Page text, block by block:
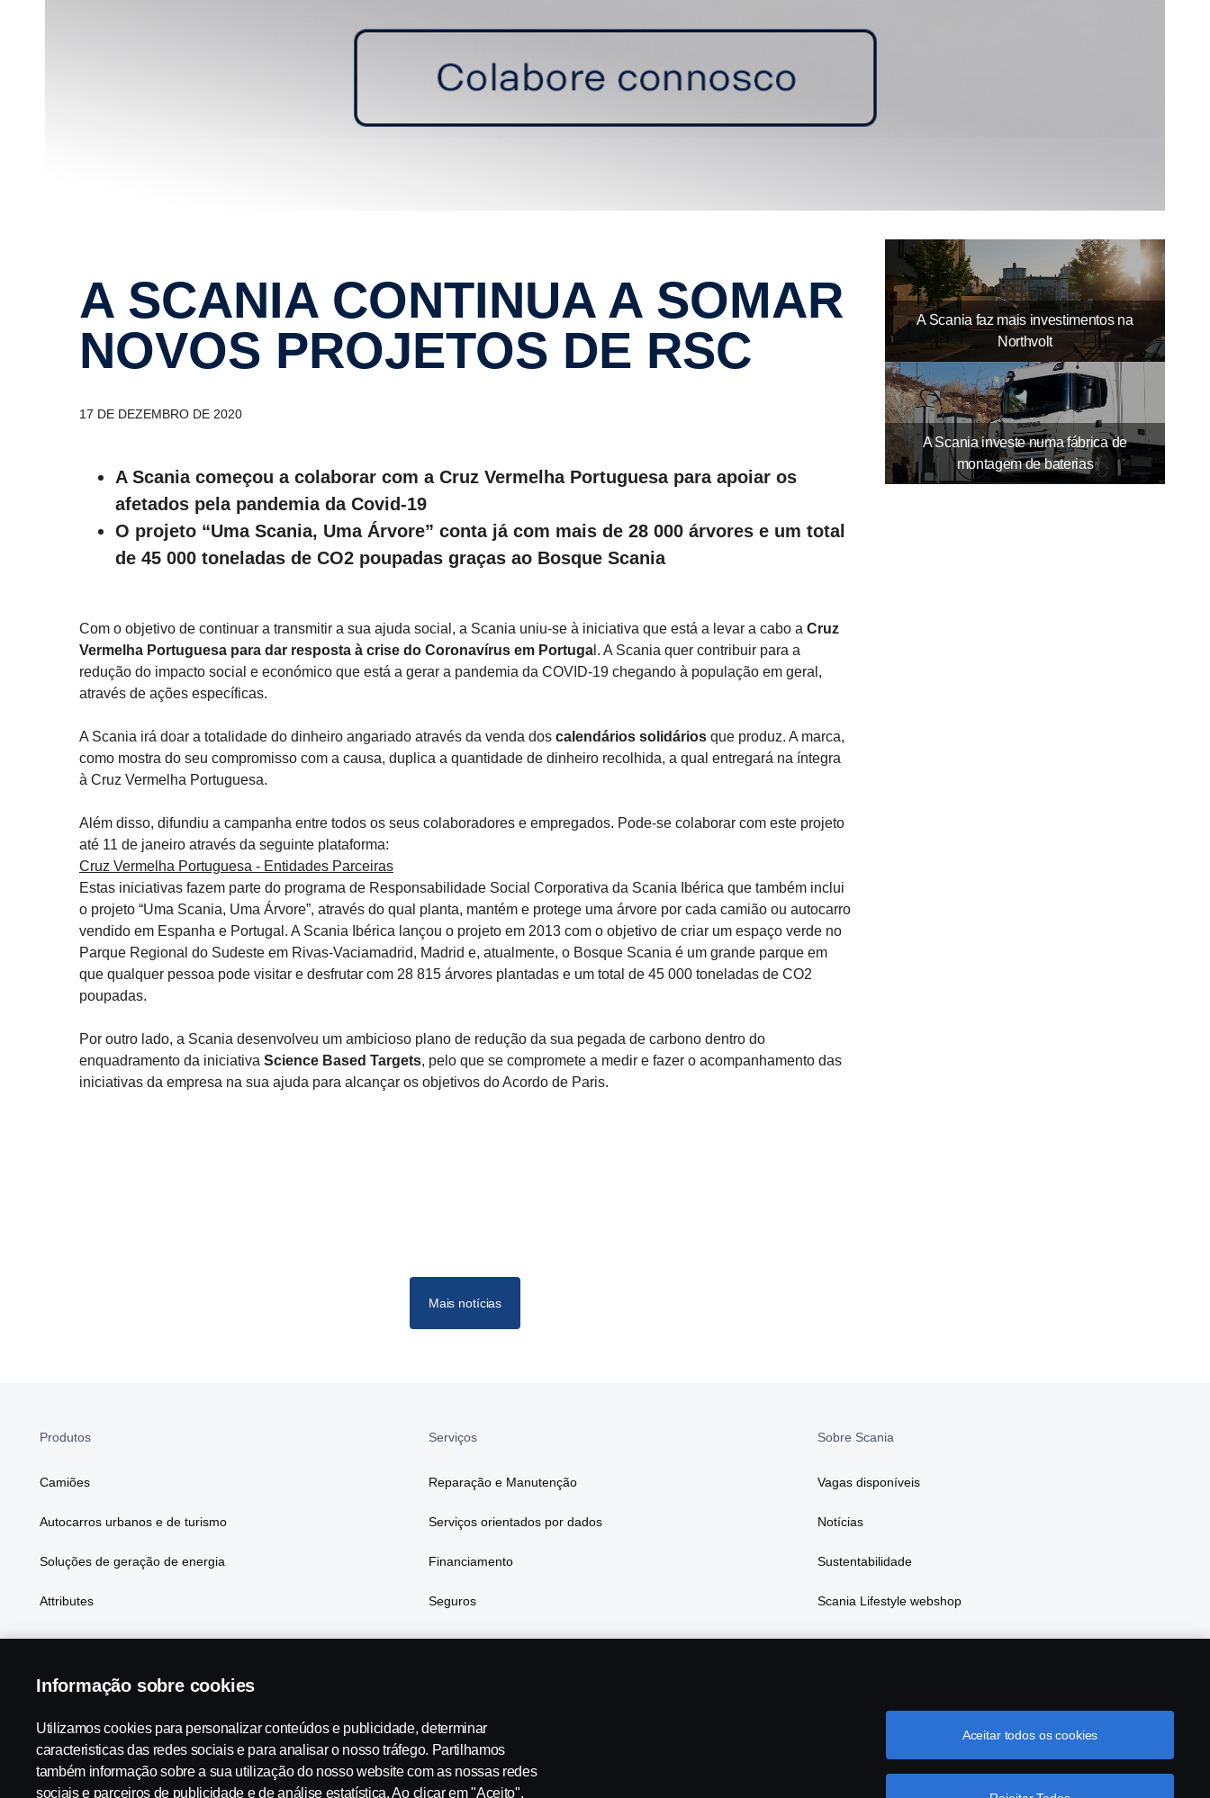
A SCANIA CONTINUA A SOMAR
NOVOS PROJETOS DE RSC
17 DE DEZEMBRO DE 2020
A Scania começou a colaborar com a Cruz Vermelha Portuguesa para apoiar os
afetados pela pandemia da Covid-19
O projeto “Uma Scania, Uma Árvore” conta já com mais de 28 000 árvores e um total
de 45 000 toneladas de CO2 poupadas graças ao Bosque Scania
Com o objetivo de continuar a transmitir a sua ajuda social, a Scania uniu-se à iniciativa que está a levar a cabo a Cruz
Vermelha Portuguesa para dar resposta à crise do Coronavírus em Portuga l. A Scania quer contribuir para a
redução do impacto social e económico que está a gerar a pandemia da COVID-19 chegando à população em geral,
através de ações específicas.
A Scania irá doar a totalidade do dinheiro angariado através da venda dos calendários solidários que produz. A marca,
como mostra do seu compromisso com a causa, duplica a quantidade de dinheiro recolhida, a qual entregará na íntegra
à Cruz Vermelha Portuguesa.
Além disso, difundiu a campanha entre todos os seus colaboradores e empregados. Pode-se colaborar com este projeto
até 11 de janeiro através da seguinte plataforma:
Cruz Vermelha Portuguesa - Entidades Parceiras
Estas iniciativas fazem parte do programa de Responsabilidade Social Corporativa da Scania Ibérica que também inclui
o projeto “Uma Scania, Uma Árvore”, através do qual planta, mantém e protege uma árvore por cada camião ou autocarro
vendido em Espanha e Portugal. A Scania Ibérica lançou o projeto em 2013 com o objetivo de criar um espaço verde no
Parque Regional do Sudeste em Rivas-Vaciamadrid, Madrid e, atualmente, o Bosque Scania é um grande parque em
que qualquer pessoa pode visitar e desfrutar com 28 815 árvores plantadas e um total de 45 000 toneladas de CO2
poupadas.
Por outro lado, a Scania desenvolveu um ambicioso plano de redução da sua pegada de carbono dentro do
enquadramento da iniciativa Science Based Targets, pelo que se compromete a medir e fazer o acompanhamento das
iniciativas da empresa na sua ajuda para alcançar os objetivos do Acordo de Paris.
Mais notícias
A Scania faz mais investimentos na
Northvolt
A Scania investe numa fábrica de
montagem de baterias
Produtos
Camiões
Autocarros urbanos e de turismo
Soluções de geração de energia
Attributes
Serviços
Reparação e Manutenção
Serviços orientados por dados
Financiamento
Seguros
Sobre Scania
Vagas disponíveis
Notícias
Sustentabilidade
Scania Lifestyle webshop
Scania in Your Region: PORTUGAL
Aviso Legal Declaração de privacidade Cookies Contacte-nos Whistleblowing Cookie Configurações
Informação sobre cookies
Utilizamos cookies para personalizar conteúdos e publicidade, determinar
caracteristicas das redes sociais e para analisar o nosso tráfego. Partilhamos
também informação sobre a sua utilização do nosso website com as nossas redes
sociais e parceiros de publicidade e de análise estatística. Ao clicar em "Aceito",
Aceitar todos os cookies